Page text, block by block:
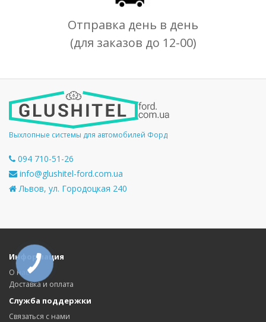
Отправка день в день
(для заказов до 12-00)
Выхлопные системы для автомобилей Форд
094 710-51-26
info@glushitel-ford.com.ua
Львов, ул. Городоцкая 240
Информация
О нас
Доставка и оплата
Служба поддержки
Связаться с нами